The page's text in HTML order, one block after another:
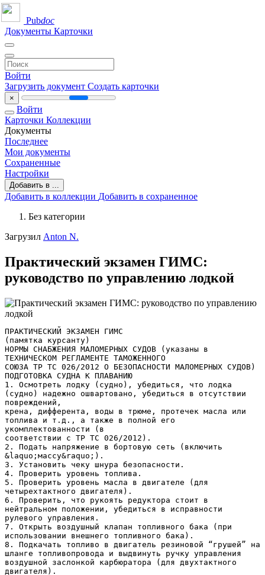
Pubdoc
Документы Карточки
Войти
Загрузить документ Создать карточки
×
Войти
Карточки Коллекции
Документы
Последнее
Мои документы
Сохраненные
Настройки
Добавить в ...
Добавить в коллекции Добавить в сохраненное
Без категории
Загрузил Anton N.
Практический экзамен ГИМС:
руководство по управлению лодкой
ПРАКТИЧЕСКИЙ ЭКЗАМЕН ГИМС
(памятка курсанту)
НОРМЫ СНАБЖЕНИЯ МАЛОМЕРНЫХ СУДОВ (указаны в
ТЕХНИЧЕСКОМ РЕГЛАМЕНТЕ ТАМОЖЕННОГО
СОЮЗА ТР ТС 026/2012 О БЕЗОПАСНОСТИ МАЛОМЕРНЫХ СУДОВ)
ПОДГОТОВКА СУДНА К ПЛАВАНИЮ
1. Осмотреть лодку (судно), убедиться, что лодка
(судно) надежно ошвартовано, убедиться в отсутствии
повреждений,
крена, дифферента, воды в трюме, протечек масла или
топлива и т.д., а также в полной его
укомплектованности (в
соответствии с ТР ТС 026/2012).
2. Подать напряжение в бортовую сеть (включить
&laquo;массу&raquo;).
3. Установить чеку шнура безопасности.
4. Проверить уровень топлива.
5. Проверить уровень масла в двигателе (для
четырехтактного двигателя).
6. Проверить, что рукоять редуктора стоит в
нейтральном положении, убедиться в исправности
рулевого управления.
7. Открыть воздушный клапан топливного бака (при
использовании внешнего топливного бака).
8. Подкачать топливо в двигатель резиновой “грушей” на
шланге топливопровода и выдвинуть ручку управления
воздушной заслонкой карбюратора (для двухтактного
двигателя).